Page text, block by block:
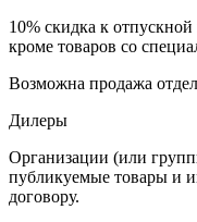
10% скидка к отпускной
кроме товаров со
Возможна продажа
Дилеры
Организации (или
публикуемые товары и
договору.